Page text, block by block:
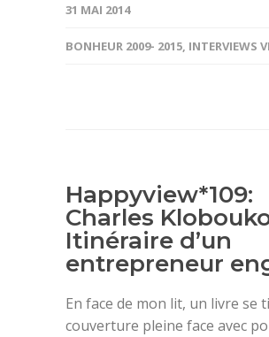
31 MAI 2014
BONHEUR 2009- 2015, INTERVIEWS
Happyview*109:
Charles
Itinéraire d’un
entrepreneur
En face de mon lit, un livre se
couverture pleine face avec